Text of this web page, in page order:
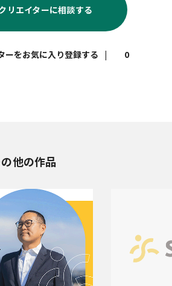
リエイターに相談する
| 0
他の作品